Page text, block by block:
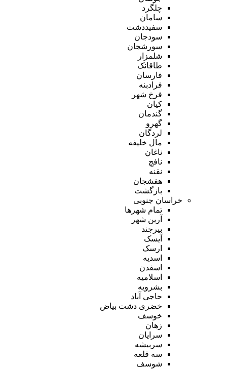
چلگرد
سامان
سفیددشت
سودجان
سورشجان
شلمزار
طاقانک
فارسان
فرادبنه
فرخ شهر
کیان
گندمان
گهرو
لردگان
مال خلیفه
ناغان
نافچ
نقنه
هفشجان
بازگشت
خراسان جنوبی
تمام شهر‌ها
آرین شهر
بیرجند
آیسک
ارسک
اسدیه
اسفدن
اسلامیه
بشرویه
حاجی آباد
خضری دشت بیاض
خوسف
زهان
سرایان
سربیشه
سه قلعه
شوسف